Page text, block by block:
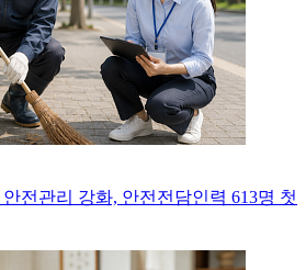
전관리 강화, 안전전담인력 613명 첫